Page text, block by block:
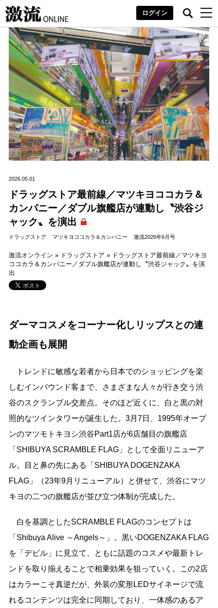
ログイン
2026.05.01
ドラッグストア最前線／マツキヨココカラ＆
カンパニー／ダブル旗艦店が連動し〝渋谷ジ
ャック〟を演出
ドラッグストア マツキヨココカラ＆カンパニー 激流2026年6月号
激流オンライン » ドラッグストア » ドラッグストア最前線／マツキヨ
ココカラ＆カンパニー／ダブル旗艦店が連動し〝渋谷ジャック〟を演
出
ダーマコスメをコーナー化しリップスとの連
動企画も展開
トレンドに敏感な若者から日本でのショッピングを楽
しむインバウンド客まで、さまざまな人々が行き交う渋
谷のスクランブル交差点。そのほど近くに、白と黒の対
照的なツインタワーが誕生した。3月7日、1995年オープ
ンのマツモトキヨシ渋谷Part1店が6店舗目の旗艦店
「SHIBUYA SCRAMBLE FLAG」として全面リニューア
ル。目と鼻の先にある「SHIBUYA DOGENZAKA
FLAG」（23年9月リニューアル）と併せて、渋谷にマツ
キヨの二つの旗艦店が並び立つ体制が完成した。
白を基調としたSCRAMBLE FLAGのコンセプトは
「Shibuya Alive ～Angels～」。黒いDOGENZAKA FLAG
を「デビル」に見立て、ともに話題のコスメや最新トレ
ンドを取り揃えることで相乗効果を狙っていく。この2店
はカラーこそ真逆だが、外装の変形LEDサイネージで流
れるコンテンツは完全に同期しており、一体感のあるア